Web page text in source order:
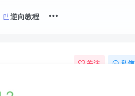
逆向教程
关注 私信